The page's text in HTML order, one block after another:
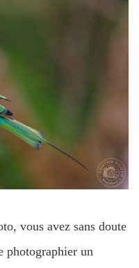
vous avez sans doute
photographier un